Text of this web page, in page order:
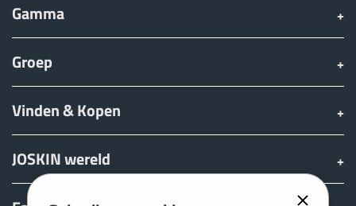
Gamma
Groep
Vinden & Kopen
JOSKIN wereld